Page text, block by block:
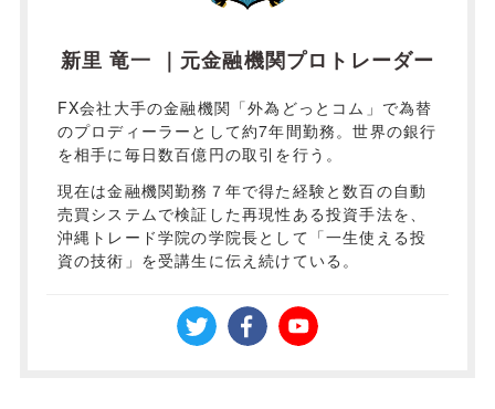
新里 竜一 ｜元金融機関プロトレーダー
FX会社大手の金融機関「外為どっとコム」で為替
のプロディーラーとして約7年間勤務。世界の銀行
を相手に毎日数百億円の取引を行う。
現在は金融機関勤務７年で得た経験と数百の自動
売買システムで検証した再現性ある投資手法を、
沖縄トレード学院の学院長として「一生使える投
資の技術」を受講生に伝え続けている。